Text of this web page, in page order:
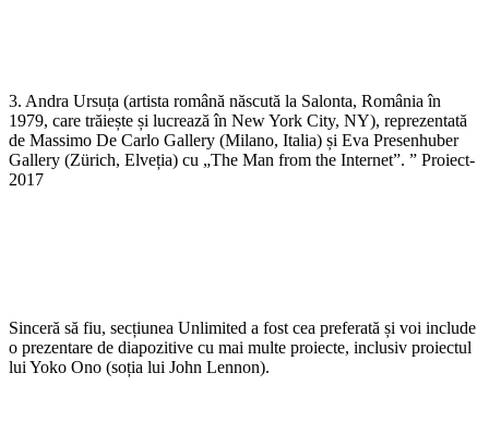
3. Andra Ursuța (artista română născută la Salonta, România în
1979, care trăiește și lucrează în New York City, NY), reprezentată
de Massimo De Carlo Gallery (Milano, Italia) și Eva Presenhuber
Gallery (Zürich, Elveția) cu „The Man from the Internet”. ” Proiect-
2017
Sinceră să fiu, secțiunea Unlimited a fost cea preferată și voi include
o prezentare de diapozitive cu mai multe proiecte, inclusiv proiectul
lui Yoko Ono (soția lui John Lennon).